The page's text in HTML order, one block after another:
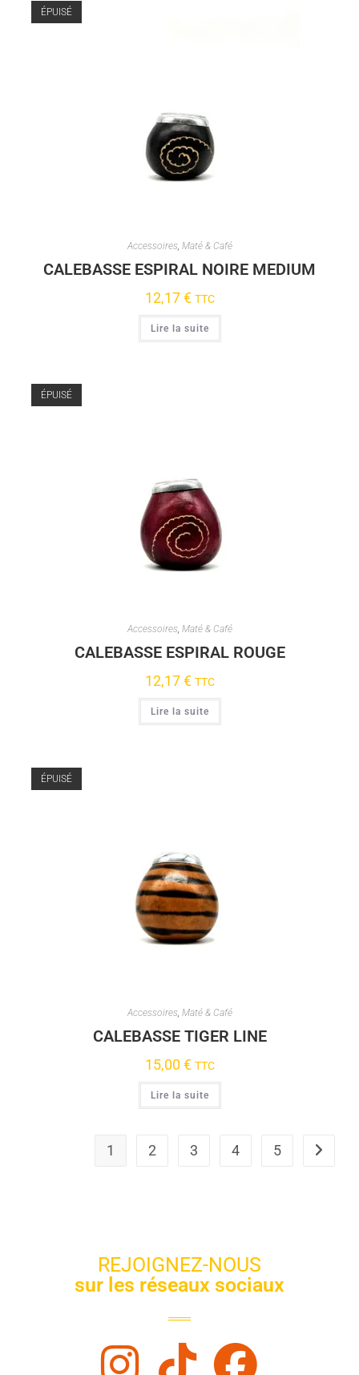
ÉPUISÉ
Accessoires, Maté & Café
CALEBASSE ESPIRAL NOIRE MEDIUM
12,17€ TTC
Lire la suite
ÉPUISÉ
Accessoires, Maté & Café
CALEBASSE ESPIRAL ROUGE
12,17€ TTC
Lire la suite
ÉPUISÉ
Accessoires, Maté & Café
CALEBASSE TIGER LINE
15,00€ TTC
Lire la suite
1 2 3 4 5
REJOIGNEZ-NOUS
sur les réseaux sociaux